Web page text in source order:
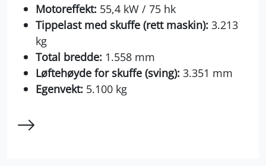
Motoreffekt: 55,4 kW / 75 hk
Tippelast med skuffe (rett maskin): 3.213
kg
Total bredde: 1.558 mm
Løftehøyde for skuffe (sving): 3.351 mm
Egenvekt: 5.100 kg